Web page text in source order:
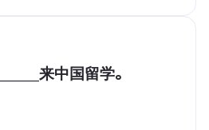
来中国留学。